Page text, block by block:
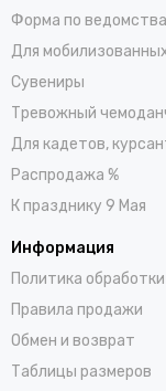
Форма по
Для
Сувениры
Тревожный
Для кадетов,
Распродажа %
К празднику 9 Мая
Информация
Политика
Правила продажи
Обмен и возврат
Таблицы размеров